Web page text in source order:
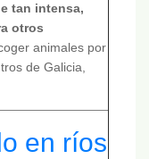
tan intensa,
otros
animales por
de Galicia,
en ríos